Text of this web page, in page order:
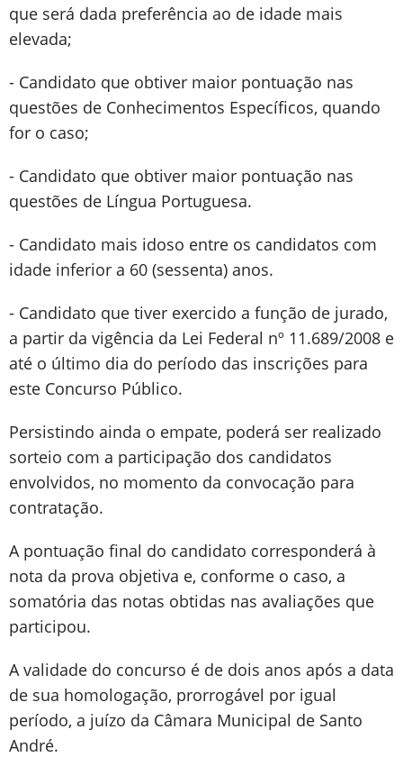
que será dada preferência ao de idade mais
elevada;
- Candidato que obtiver maior pontuação nas
questões de Conhecimentos Específicos, quando
for o caso;
- Candidato que obtiver maior pontuação nas
questões de Língua Portuguesa.
- Candidato mais idoso entre os candidatos com
idade inferior a 60 (sessenta) anos.
- Candidato que tiver exercido a função de jurado,
a partir da vigência da Lei Federal nº 11.689/2008 e
até o último dia do período das inscrições para
este Concurso Público.
Persistindo ainda o empate, poderá ser realizado
sorteio com a participação dos candidatos
envolvidos, no momento da convocação para
contratação.
A pontuação final do candidato corresponderá à
nota da prova objetiva e, conforme o caso, a
somatória das notas obtidas nas avaliações que
participou.
A validade do concurso é de dois anos após a data
de sua homologação, prorrogável por igual
período, a juízo da Câmara Municipal de Santo
André.